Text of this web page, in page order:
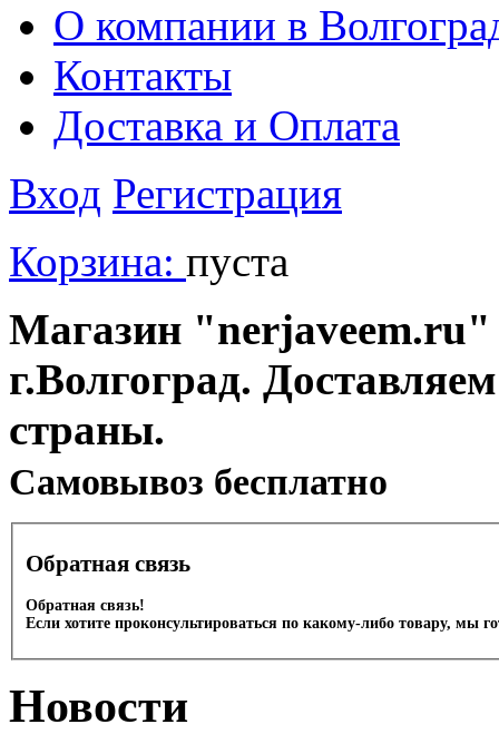
О компании в
Контакты
Доставка и Оплата
Вход Регистрация
Корзина: пуста
Магазин "nerjaveem.ru"
г.Волгоград.
страны.
Cамовывоз бесплатно
Обратная связь
Обратная связь!
Если хотите проконсультироваться по какому-либо товару, мы
Новости